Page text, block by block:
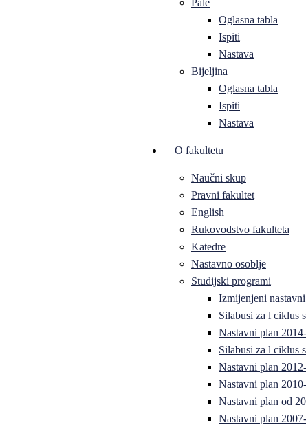
Pale
Oglasna tabla
Ispiti
Nastava
Bijeljina
Oglasna tabla
Ispiti
Nastava
O fakultetu
Naučni skup
Pravni fakultet
English
Rukovodstvo fakulteta
Katedre
Nastavno osoblje
Studijski programi
Izmijenjeni
Silabusi za l ciklus
Nastavni plan
Silabusi za l ciklus
Nastavni plan
Nastavni plan
Nastavni plan od
Nastavni plan